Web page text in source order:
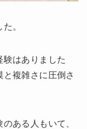
。
はありました
複雑さに圧倒さ
ある人もいて、